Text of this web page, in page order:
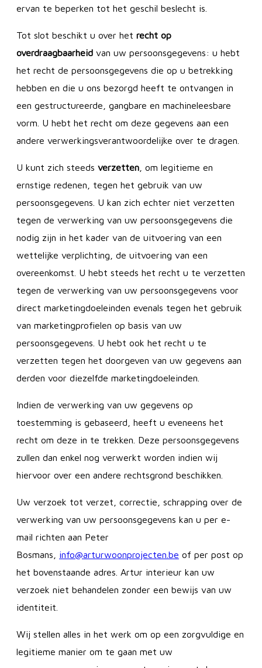
ervan te beperken tot het geschil beslecht is.
Tot slot beschikt u over het recht op
overdraagbaarheid van uw persoonsgegevens: u hebt
het recht de persoonsgegevens die op u betrekking
hebben en die u ons bezorgd heeft te ontvangen in
een gestructureerde, gangbare en machineleesbare
vorm. U hebt het recht om deze gegevens aan een
andere verwerkingsverantwoordelijke over te dragen.
U kunt zich steeds verzetten , om legitieme en
ernstige redenen, tegen het gebruik van uw
persoonsgegevens. U kan zich echter niet verzetten
tegen de verwerking van uw persoonsgegevens die
nodig zijn in het kader van de uitvoering van een
wettelijke verplichting, de uitvoering van een
overeenkomst. U hebt steeds het recht u te verzetten
tegen de verwerking van uw persoonsgegevens voor
direct marketingdoeleinden evenals tegen het gebruik
van marketingprofielen op basis van uw
persoonsgegevens. U hebt ook het recht u te
verzetten tegen het doorgeven van uw gegevens aan
derden voor diezelfde marketingdoeleinden.
Indien de verwerking van uw gegevens op
toestemming is gebaseerd, heeft u eveneens het
recht om deze in te trekken. Deze persoonsgegevens
zullen dan enkel nog verwerkt worden indien wij
hiervoor over een andere rechtsgrond beschikken.
Uw verzoek tot verzet, correctie, schrapping over de
verwerking van uw persoonsgegevens kan u per e-
mail richten aan Peter
Bosmans, info@arturwoonprojecten.be of per post op
het bovenstaande adres. Artur interieur kan uw
verzoek niet behandelen zonder een bewijs van uw
identiteit.
Wij stellen alles in het werk om op een zorgvuldige en
legitieme manier om te gaan met uw